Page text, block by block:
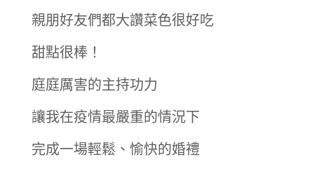
親朋好友們都大讚菜色很好吃
甜點很棒！
庭庭厲害的主持功力
讓我在疫情最嚴重的情況下
完成一場輕鬆、愉快的婚禮